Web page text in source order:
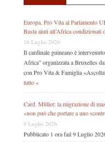
Europa. Pro Vita al Parlamento
Basta aiuti all’Africa condizionati
16 Luglio 2026
Il cardinale guineano è
Africa” organizzata a Bruxelles
con Pro Vita & Famiglia
tutto »
Card. Müller: la migrazione di
«non può che portare a uno
9 Luglio 2026
Pubblicato 1 ora fail 9 Luglio